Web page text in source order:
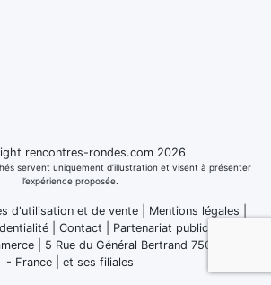
rencontres-rondes.com 2026
servent uniquement d’illustration et visent à présenter
l’expérience proposée.
d'utilisation et de vente| Mentions légales
Contact
Partenariat publicitaire
| 5 Rue du Général Bertrand 75007 Paris
- France
et ses filiales